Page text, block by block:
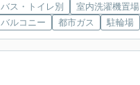
バス・トイレ別 室内洗濯機置場
バルコニー
都市ガス 駐輪場